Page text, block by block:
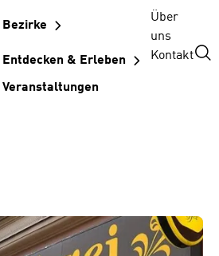
Bezirke
Entdecken & Erleben
Veranstaltungen
Über
uns
Kontakt